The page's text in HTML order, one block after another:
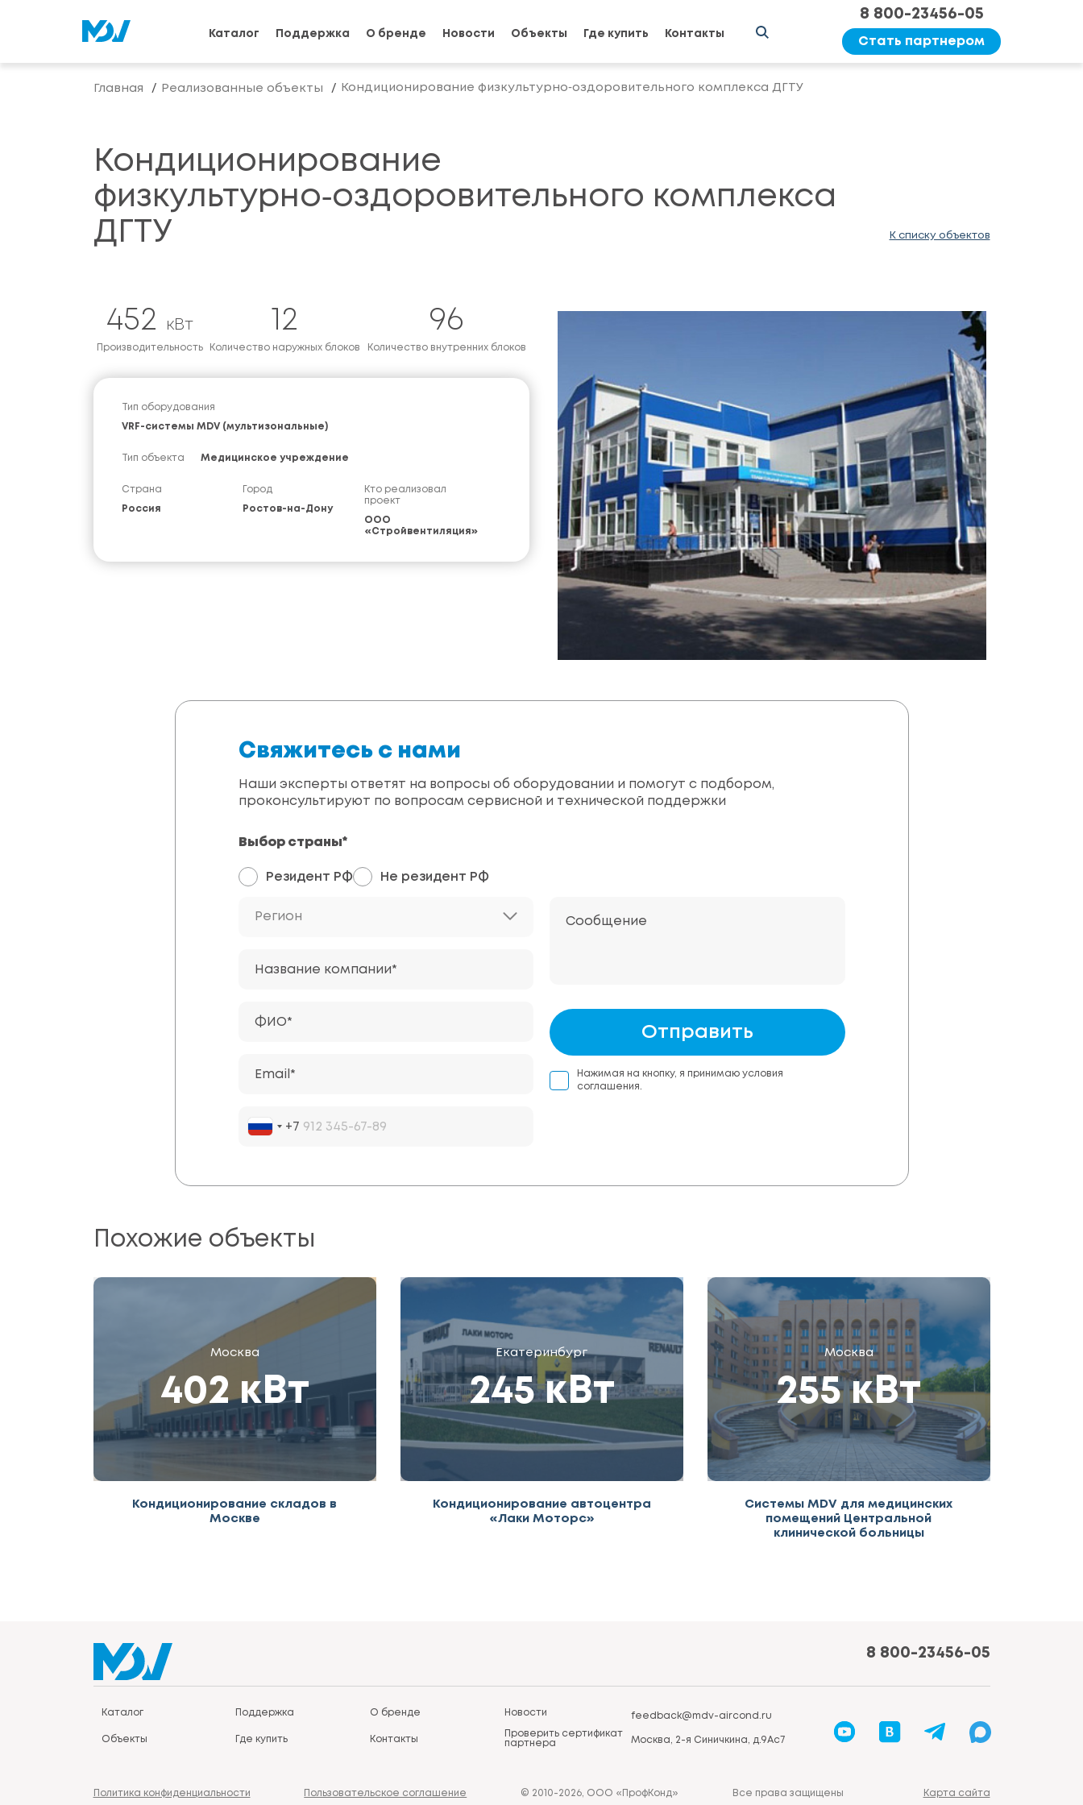
Каталог Поддержка О бренде Новости Объекты Где купить Контакты
8 800-23456-05
Стать партнером
Главная Реализованные объекты Кондиционирование физкультурно‑оздоровительного комплекса ДГТУ
Кондиционирование
физкультурно‑оздоровительного комплекса
ДГТУ
К списку объектов
452 кВт
Производительность
12
Количество наружных блоков
96
Количество внутренних блоков
Тип оборудования
VRF-системы MDV (мультизональные)
Тип объекта Медицинское учреждение
Страна
Россия
Город
Ростов-на-Дону
Кто реализовал
проект
ООО
«Стройвентиляция»
Свяжитесь с нами
Наши эксперты ответят на вопросы об оборудовании и помогут с подбором,
проконсультируют по вопросам сервисной и технической поддержки
Выбор страны*
Резидент РФ Не резидент РФ
Регион
Название компании*
ФИО*
Email*
+7
Сообщение
Отправить
Нажимая на кнопку, я принимаю условия
соглашения.
Похожие объекты
Москва
402 кВт
Кондиционирование складов в
Москве
Екатеринбург
245 кВт
Кондиционирование автоцентра
«Лаки Моторс»
Москва
255 кВт
Системы MDV для медицинских
помещений Центральной
клинической больницы
8 800-23456-05
Каталог Поддержка О бренде Новости
Объекты Где купить Контакты
Проверить сертификат
партнера
feedback@mdv-aircond.ru
Москва, 2-я Синичкина, д.9Ас7
Политика конфиденциальности Пользовательское соглашение © 2010-2026, ООО «ПрофКонд» Все права защищены Карта сайта